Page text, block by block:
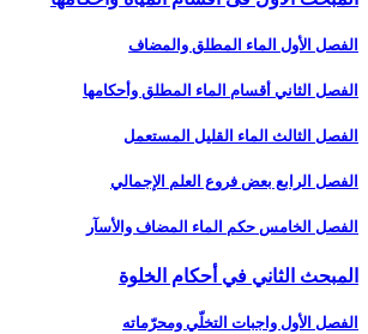
الفصل الأول الماء المطلق والمضاف‏
الفصل الثاني أقسام الماء المطلق وأحكامها
الفصل الثالث الماء القليل المستعمل‏
الفصل الرابع بعض فروع العلم الإجمالي‏
الفصل الخامس حكم الماء المضاف والأسآر
المبحث الثاني في أحكام الخلوة
الفصل الأول واجبات التخلّي ومحرّماته‏